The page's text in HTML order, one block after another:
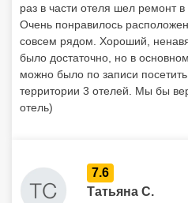
раз в части отеля шел ремонт
Очень понравилось
совсем рядом. Хороший,
было достаточно, но в
можно было по записи
территории 3 отелей. Мы бы
отель)
7.6
Татьяна С.